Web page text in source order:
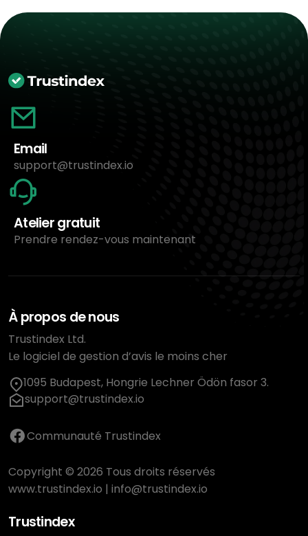
Email
support@trustindex.io
Atelier gratuit
Prendre rendez-vous maintenant
À propos de nous
Trustindex Ltd.
Le logiciel de gestion d’avis le moins cher
1095 Budapest, Hongrie Lechner Ödön fasor 3.
support@trustindex.io
Communauté Trustindex
Copyright © 2026 Tous droits réservés
www.trustindex.io | info@trustindex.io
Trustindex